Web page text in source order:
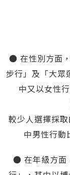
● 在性別方面
步行」及「大眾
中又以女性
較少人選擇採
中男性行
● 在年級方面